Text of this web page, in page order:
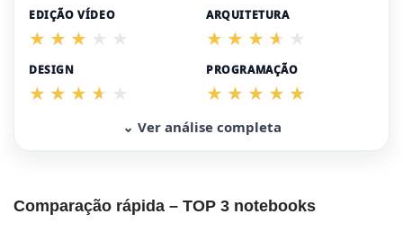
EDIÇÃO VÍDEO ARQUITETURA
DESIGN PROGRAMAÇÃO
⌄ Ver análise completa
Comparação rápida – TOP 3 notebooks